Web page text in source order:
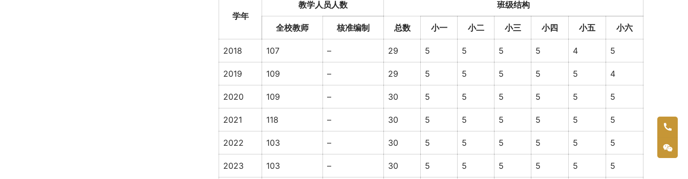
学年
教学人员人数 班级结构
全校教师 核准编制 总数 小一 小二 小三 小四 小五 小六
2018 107 – 29 5 5 5 5 4 5
2019 109 – 29 5 5 5 5 5 4
2020 109 – 30 5 5 5 5 5 5
2021 118 – 30 5 5 5 5 5 5
2022 103 – 30 5 5 5 5 5 5
2023 103 – 30 5 5 5 5 5 5